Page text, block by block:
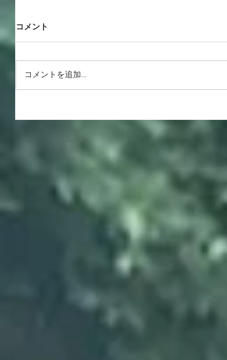
コメント
コメントを追加…